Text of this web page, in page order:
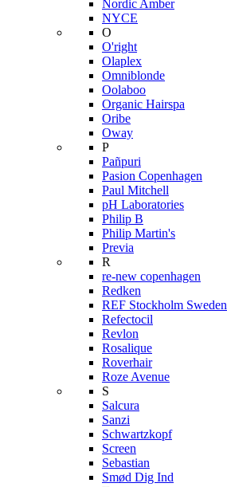
Nordic Amber
NYCE
O
O'right
Olaplex
Omniblonde
Oolaboo
Organic Hairspa
Oribe
Oway
P
Pañpuri
Pasion Copenhagen
Paul Mitchell
pH Laboratories
Philip B
Philip Martin's
Previa
R
re-new copenhagen
Redken
REF Stockholm Sweden
Refectocil
Revlon
Rosalique
Roverhair
Roze Avenue
S
Salcura
Sanzi
Schwartzkopf
Screen
Sebastian
Smød Dig Ind